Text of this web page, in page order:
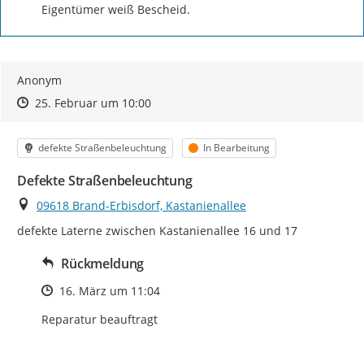
Eigentümer weiß Bescheid.
Anonym
Zeitpunkt des Erstellens
Zeitpunkt des Erstellens
25. Februar um 10:00Zur Äußerung
Kategorie
defekte Straßenbeleuchtung Status
In Bearbeitung
Defekte Straßenbeleuchtung
Ort
09618 Brand-Erbisdorf, Kastanienallee
defekte Laterne zwischen Kastanienallee 16 und 17
Rückmeldung
Zeitpunkt des Erstellens
16. März um 11:04
Reparatur beauftragt